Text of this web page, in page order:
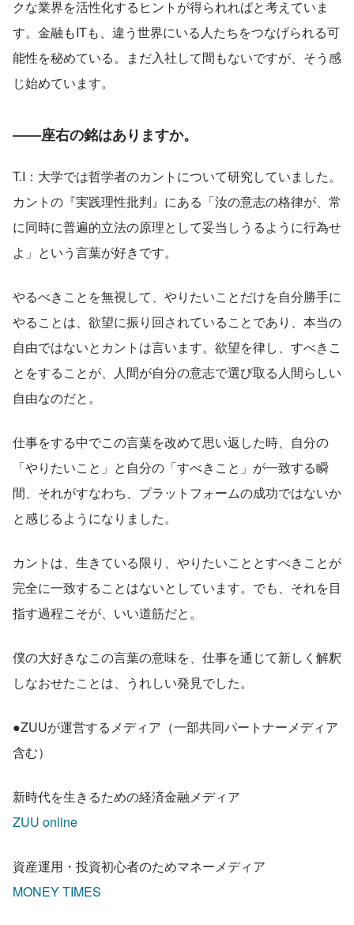
クな業界を活性化するヒントが得られればと考えていま
す。金融もITも、違う世界にいる人たちをつなげられる可
能性を秘めている。まだ入社して間もないですが、そう感
じ始めています。
――座右の銘はありますか。
T.I：大学では哲学者のカントについて研究していました。
カントの『実践理性批判』にある「汝の意志の格律が、常
に同時に普遍的立法の原理として妥当しうるように行為せ
よ」という言葉が好きです。
やるべきことを無視して、やりたいことだけを自分勝手に
やることは、欲望に振り回されていることであり、本当の
自由ではないとカントは言います。欲望を律し、すべきこ
とをすることが、人間が自分の意志で選び取る人間らしい
自由なのだと。
仕事をする中でこの言葉を改めて思い返した時、自分の
「やりたいこと」と自分の「すべきこと」が一致する瞬
間、それがすなわち、プラットフォームの成功ではないか
と感じるようになりました。
カントは、生きている限り、やりたいこととすべきことが
完全に一致することはないとしています。でも、それを目
指す過程こそが、いい道筋だと。
僕の大好きなこの言葉の意味を、仕事を通じて新しく解釈
しなおせたことは、うれしい発見でした。
●ZUUが運営するメディア（一部共同パートナーメディア
含む）
新時代を生きるための経済金融メディア
ZUU online
資産運用・投資初心者のためマネーメディア
MONEY TIMES